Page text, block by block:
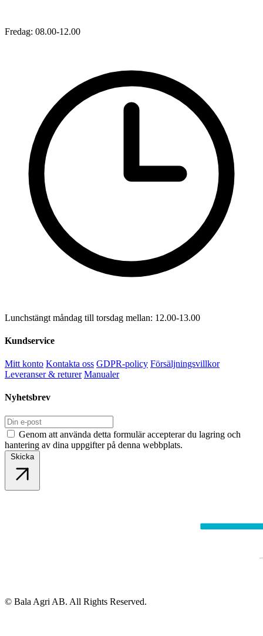
Fredag: 08.00-12.00
Lunchstängt måndag till torsdag mellan: 12.00-13.00
Kundservice
Mitt konto Kontakta oss GDPR-policy Försäljningsvillkor
Leveranser & returer Manualer
Nyhetsbrev
Genom att använda detta formulär accepterar du lagring och
hantering av dina uppgifter på denna webbplats.
Skicka
© Bala Agri AB. All Rights Reserved.